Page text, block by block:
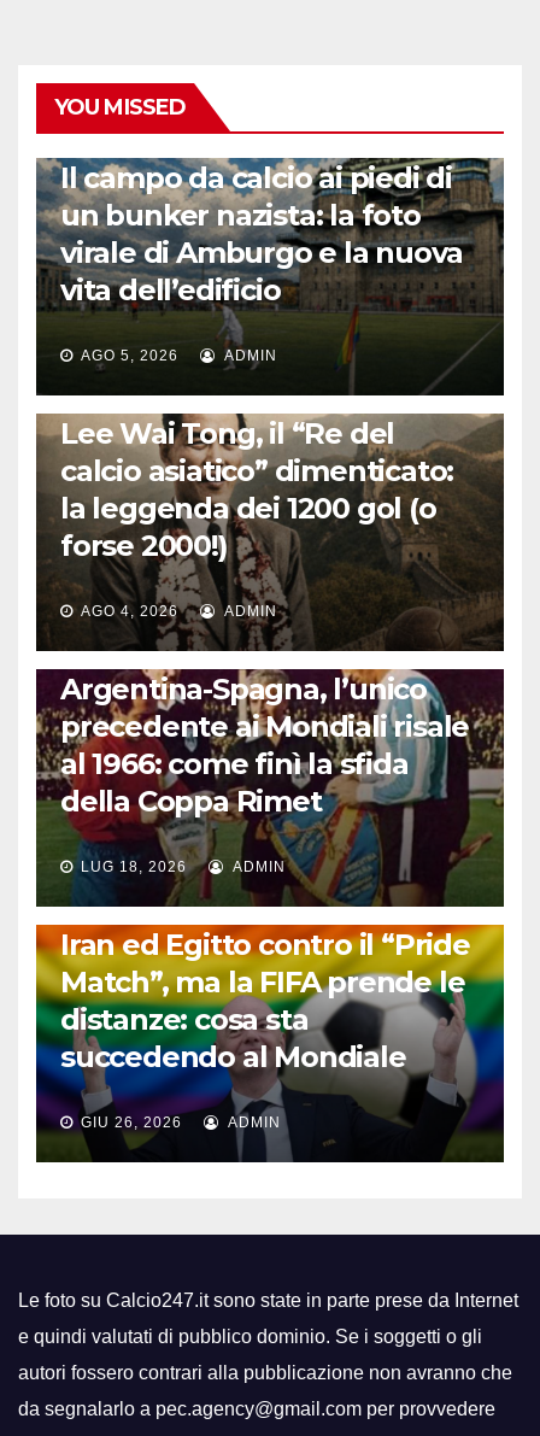
YOU MISSED
Il campo da calcio ai piedi di
un bunker nazista: la foto
virale di Amburgo e la nuova
vita dell’edificio
AGO 5, 2026 ADMIN
LA STORIA DEL CALCIO
Lee Wai Tong, il “Re del
calcio asiatico” dimenticato:
la leggenda dei 1200 gol (o
forse 2000!)
AGO 4, 2026 ADMIN
CALCIO INTERNAZIONALE
Argentina-Spagna, l’unico
precedente ai Mondiali risale
al 1966: come finì la sfida
della Coppa Rimet
LUG 18, 2026 ADMIN
FUORI DAL CAMPO: CALCIO, GOSSIP E NON SOLO
Iran ed Egitto contro il “Pride
Match”, ma la FIFA prende le
distanze: cosa sta
succedendo al Mondiale
GIU 26, 2026 ADMIN
Le foto su Calcio247.it sono state in parte prese da Internet
e quindi valutati di pubblico dominio. Se i soggetti o gli
autori fossero contrari alla pubblicazione non avranno che
da segnalarlo a pec.agency@gmail.com per provvedere